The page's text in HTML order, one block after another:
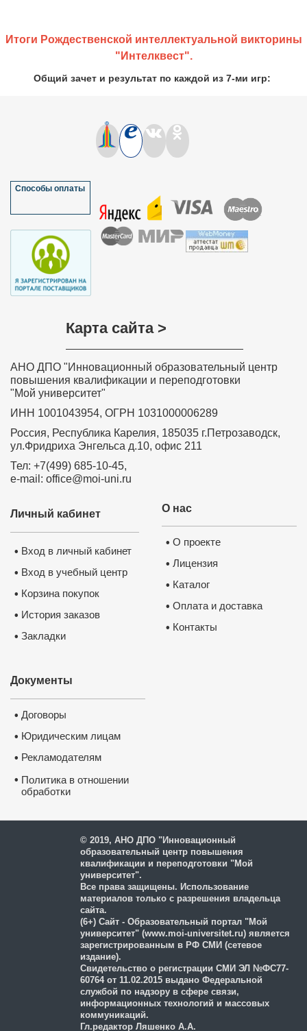
Итоги Рождественской интеллектуальной викторины
"Интелквест".
Общий зачет и результат по каждой из 7-ми игр:
Способы оплаты
Карта сайта >
АНО ДПО "Инновационный образовательный центр
повышения квалификации и переподготовки
"Мой университет"
ИНН 1001043954, ОГРН 1031000006289
Россия, Республика Карелия, 185035 г.Петрозаводск,
ул.Фридриха Энгельса д.10, офис 211
Тел: +7(499) 685-10-45,
e-mail: office@moi-uni.ru
О нас
• О проекте
• Лицензия
• Каталог
• Оплата и доставка
• Контакты
Личный кабинет
• Вход в личный кабинет
• Вход в учебный центр
• Корзина покупок
• История заказов
• Закладки
Документы
• Договоры
• Юридическим лицам
• Рекламодателям
• Политика в отношении
обработки
© 2019, АНО ДПО "Инновационный
образовательный центр повышения
квалификации и переподготовки "Мой
университет".
Все права защищены. Использование
материалов только с разрешения владельца
сайта.
(6+) Сайт - Образовательный портал "Мой
университет" (www.moi-universitet.ru) является
зарегистрированным в РФ СМИ (сетевое
издание).
Свидетельство о регистрации СМИ ЭЛ №ФС77-
60764 от 11.02.2015 выдано Федеральной
службой по надзору в сфере связи,
информационных технологий и массовых
коммуникаций.
Гл.редактор Ляшенко А.А.